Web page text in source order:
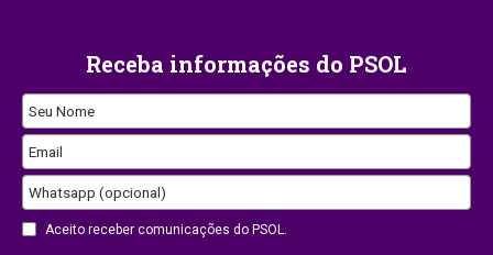
Receba informações do PSOL
Seu Nome
Email
Whatsapp (opcional)
EmailAceito receber comunicações do PSOL.